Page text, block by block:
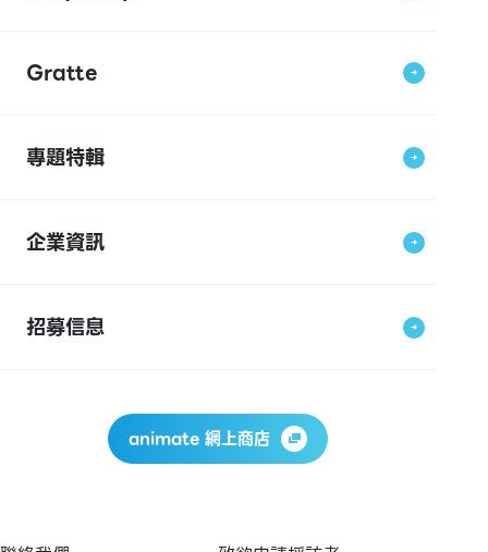
Gratte
專題特輯
企業資訊
招募信息
animate 網上商店